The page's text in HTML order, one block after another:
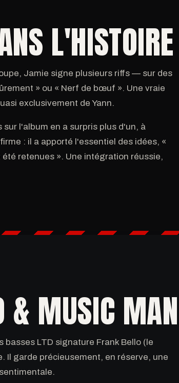
Jamie signe plusieurs riffs — sur des
» ou « Nerf de bœuf ». Une vraie
exclusivement de Yann.
l'album en a surpris plus d'un, à
: il a apporté l'essentiel des idées, «
retenues ». Une intégration réussie,
& MUSIC MAN
LTD signature Frank Bello (le
Il garde précieusement, en réserve, une